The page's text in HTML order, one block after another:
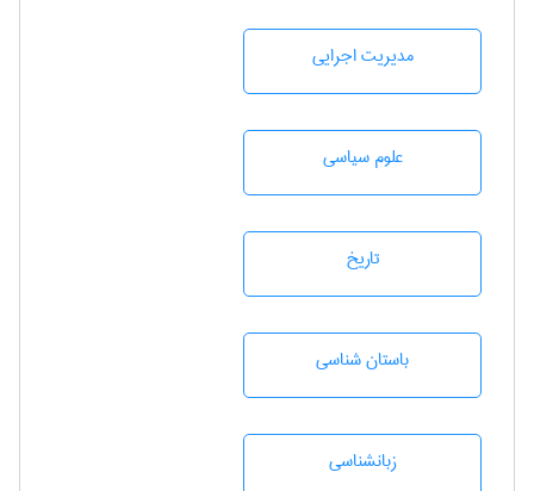
مديريت اجرايی
علوم سياسی
تاريخ
باستان شناسی
زبانشناسی